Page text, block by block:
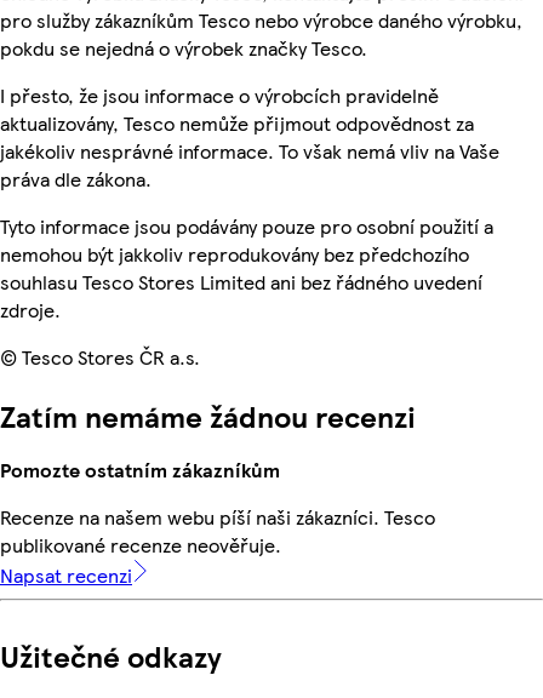
pro služby zákazníkům Tesco nebo výrobce daného výrobku,
pokdu se nejedná o výrobek značky Tesco.
I přesto, že jsou informace o výrobcích pravidelně
aktualizovány, Tesco nemůže přijmout odpovědnost za
jakékoliv nesprávné informace. To však nemá vliv na Vaše
práva dle zákona.
Tyto informace jsou podávány pouze pro osobní použití a
nemohou být jakkoliv reprodukovány bez předchozího
souhlasu Tesco Stores Limited ani bez řádného uvedení
zdroje.
© Tesco Stores ČR a.s.
Zatím nemáme žádnou recenzi
Pomozte ostatním zákazníkům
Recenze na našem webu píší naši zákazníci. Tesco
publikované recenze neověřuje.
Napsat recenzi
Užitečné odkazy